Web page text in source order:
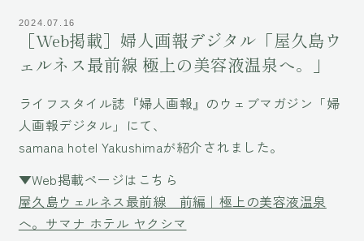
2024.07.16
［Web掲載］婦人画報デジタル「屋久島ウ
ェルネス最前線 極上の美容液温泉へ。」
ライフスタイル誌『婦人画報』のウェブマガジン「婦
人画報デジタル」にて、
samana hotel Yakushimaが紹介されました。
▼Web掲載ページはこちら
屋久島ウェルネス最前線 前編｜極上の美容液温泉
へ。サマナ ホテル ヤクシマ